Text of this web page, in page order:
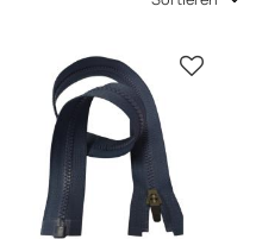
hinzufügen Zu